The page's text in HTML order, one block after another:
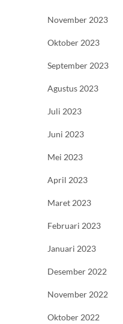
November 2023
Oktober 2023
September 2023
Agustus 2023
Juli 2023
Juni 2023
Mei 2023
April 2023
Maret 2023
Februari 2023
Januari 2023
Desember 2022
November 2022
Oktober 2022